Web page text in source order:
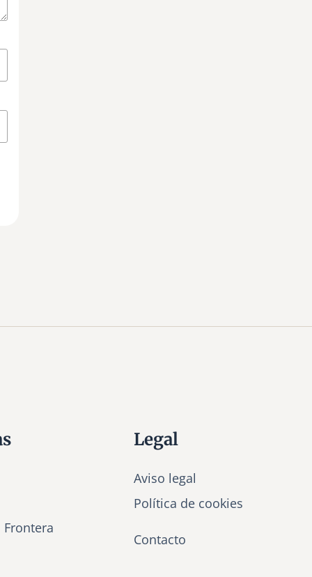
Frontera
Legal
Aviso legal
Política de cookies
Contacto